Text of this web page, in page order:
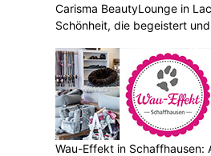
Carisma BeautyLounge in
Schönheit, die begeistert
Wau-Effekt in Schaffhausen: